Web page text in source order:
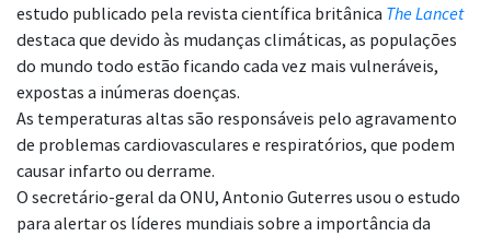
estudo publicado pela revista científica britânica The Lancet
destaca que devido às mudanças climáticas, as populações
do mundo todo estão ficando cada vez mais vulneráveis,
expostas a inúmeras doenças.
As temperaturas altas são responsáveis pelo agravamento
de problemas cardiovasculares e respiratórios, que podem
causar infarto ou derrame.
O secretário-geral da ONU, Antonio Guterres usou o estudo
para alertar os líderes mundiais sobre a importância da